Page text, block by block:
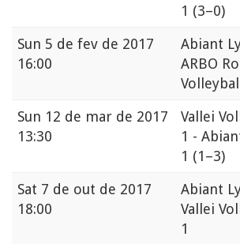
1 (3–0)
Sun 5 de fev de 2017
16:00
Abiant
ARBO
Volleybal
Sun 12 de mar de 2017
13:30
Vallei
1 -
1 (1–3)
Sat 7 de out de 2017
18:00
Abiant
Vallei
1